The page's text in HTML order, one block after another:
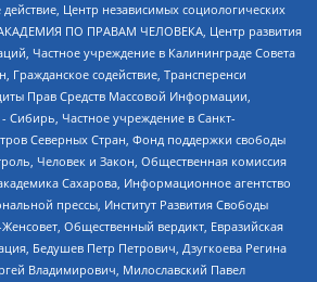
действие, Центр независимых социологических
АКАДЕМИЯ ПО ПРАВАМ ЧЕЛОВЕКА, Центр развития
Частное учреждение в Калининграде Совета
Гражданское содействие, Трансперенси
Прав Средств Массовой Информации,
- Сибирь, Частное учреждение в Санкт-
Северных Стран, Фонд поддержки свободы
Человек и Закон, Общественная комиссия
Сахарова, Информационное агентство
прессы, Институт Развития Свободы
Общественный вердикт, Евразийская
Бедушев Петр Петрович, Дзугкоева Регина
Владимирович, Милославский Павел